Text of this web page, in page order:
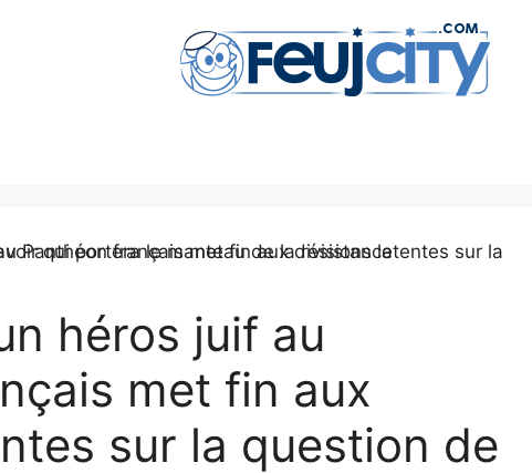
héros juif au
met fin aux
sur la question de